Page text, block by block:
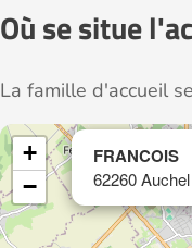
Où se situe
La famille d'accueil
FRANCOIS
62260 Auchel
+
−